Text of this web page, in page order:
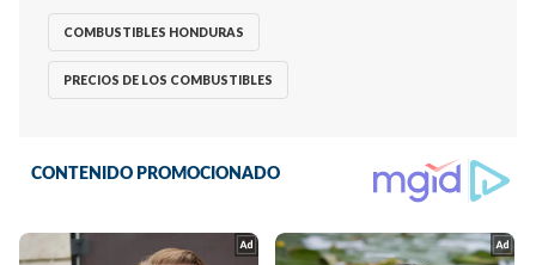
COMBUSTIBLES HONDURAS
PRECIOS DE LOS COMBUSTIBLES